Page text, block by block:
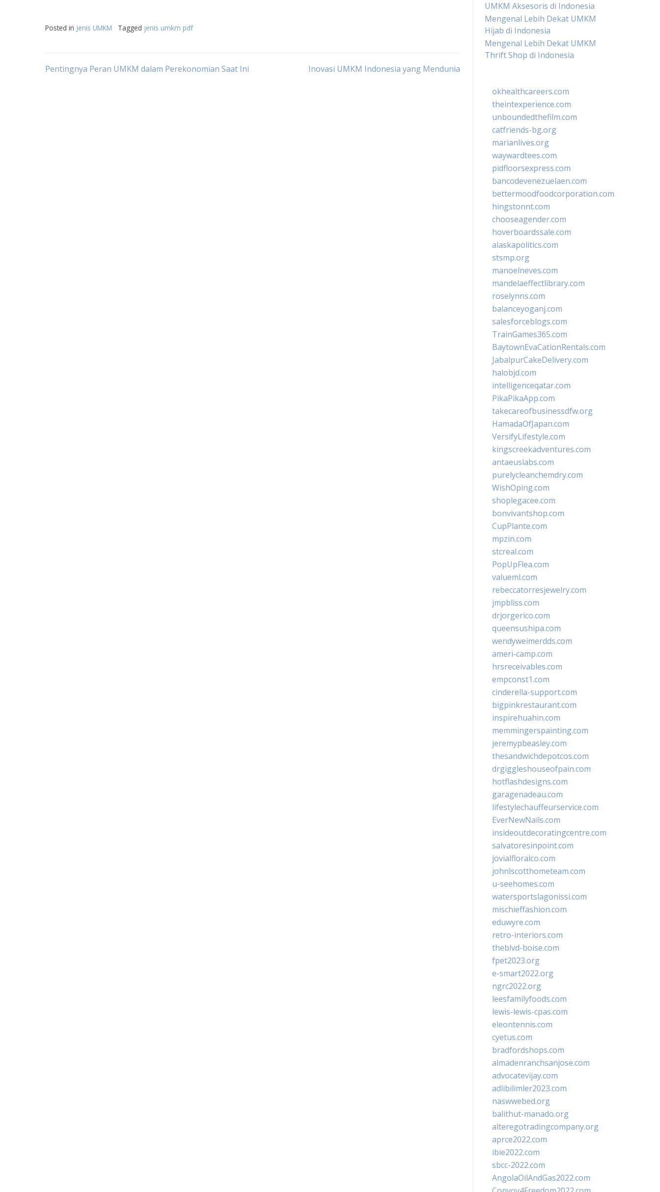
Posted in Jenis UMKM Tagged jenis umkm pdf
Post
Pentingnya Peran UMKM dalam Perekonomian Saat Ini Inovasi UMKM Indonesia yang Mendunia
UMKM Aksesoris di Indonesia
Mengenal Lebih Dekat UMKM
Hijab di Indonesia
Mengenal Lebih Dekat UMKM
Thrift Shop di Indonesia
okhealthcareers.com
theintexperience.com
unboundedthefilm.com
catfriends-bg.org
marianlives.org
waywardtees.com
pidfloorsexpress.com
bancodevenezuelaen.com
bettermoodfoodcorporation.com
hingstonnt.com
chooseagender.com
hoverboardssale.com
alaskapolitics.com
stsmp.org
manoelneves.com
mandelaeffectlibrary.com
roselynns.com
balanceyoganj.com
salesforceblogs.com
TrainGames365.com
BaytownEvaCationRentals.com
JabalpurCakeDelivery.com
halobjd.com
intelligenceqatar.com
PikaPikaApp.com
takecareofbusinessdfw.org
HamadaOfJapan.com
VersifyLifestyle.com
kingscreekadventures.com
antaeuslabs.com
purelycleanchemdry.com
WishOping.com
shoplegacee.com
bonvivantshop.com
CupPlante.com
mpzin.com
stcreal.com
PopUpFlea.com
valueml.com
rebeccatorresjewelry.com
jmpbliss.com
drjorgerico.com
queensushipa.com
wendyweimerdds.com
ameri-camp.com
hrsreceivables.com
empconst1.com
cinderella-support.com
bigpinkrestaurant.com
inspirehuahin.com
memmingerspainting.com
jeremypbeasley.com
thesandwichdepotcos.com
drgiggleshouseofpain.com
hotflashdesigns.com
garagenadeau.com
lifestylechauffeurservice.com
EverNewNails.com
insideoutdecoratingcentre.com
salvatoresinpoint.com
jovialfloralco.com
johnlscotthometeam.com
u-seehomes.com
watersportslagonissi.com
mischieffashion.com
eduwyre.com
retro-interiors.com
theblvd-boise.com
fpet2023.org
e-smart2022.org
ngrc2022.org
leesfamilyfoods.com
lewis-lewis-cpas.com
eleontennis.com
cyetus.com
bradfordshops.com
almadenranchsanjose.com
advocatevijay.com
adlibilimler2023.com
naswwebed.org
balithut-manado.org
alteregotradingcompany.org
aprce2022.com
ibie2022.com
sbcc-2022.com
AngolaOilAndGas2022.com